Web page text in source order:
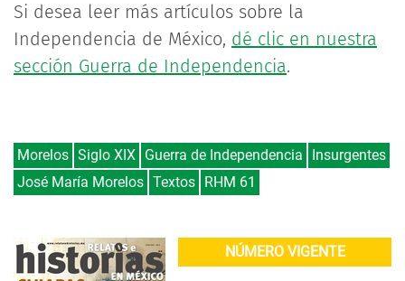
Si desea leer más artículos sobre la
Independencia de México, dé clic en nuestra
sección Guerra de Independencia.
Morelos Siglo XIX Guerra de Independencia
Insurgentes
José María Morelos Textos RHM 61
NÚMERO VIGENTE